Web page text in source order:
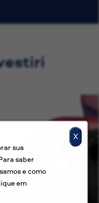
X
sua
saber
e como
em